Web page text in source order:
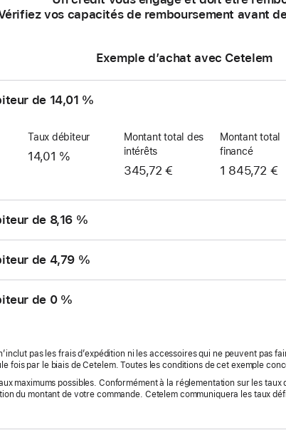
vos capacités de remboursement avant
Exemple d’achat avec Cetelem
de 14,01 %
Taux débiteur
14,01 %
Montant total des
intérêts
345,72 €
Montant total
financé
1 845,72 €
de 8,16 %
de 4,79 %
de 0 %
pas les frais d’expédition ni les accessoires qui ne peuvent pas
fois par le biais de Cetelem. Toutes les conditions de cet exemple
maximums possibles. Conformément à la réglementation sur les
du montant de votre commande. Cetelem communiquera les taux